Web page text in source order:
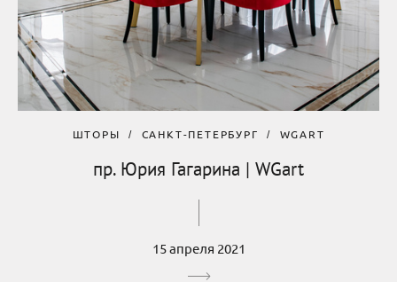
ШТОРЫ САНКТ-ПЕТЕРБУРГ WGART
пр. Юрия Гагарина | WGart
15 апреля 2021